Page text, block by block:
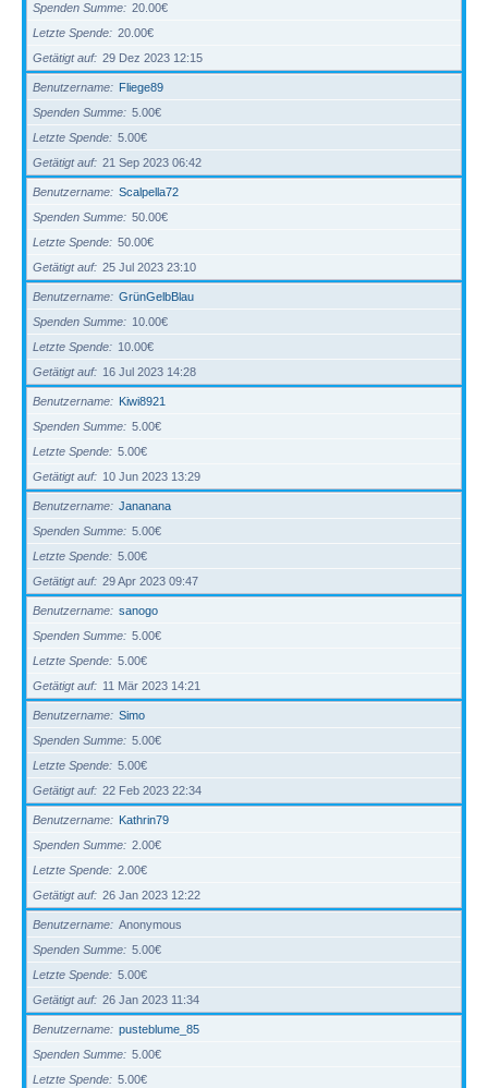
Spenden Summe
20.00€
Letzte Spende
20.00€
Getätigt auf
29 Dez 2023 12:15
Benutzername
Fliege89
Spenden Summe
5.00€
Letzte Spende
5.00€
Getätigt auf
21 Sep 2023 06:42
Benutzername
Scalpella72
Spenden Summe
50.00€
Letzte Spende
50.00€
Getätigt auf
25 Jul 2023 23:10
Benutzername
GrünGelbBlau
Spenden Summe
10.00€
Letzte Spende
10.00€
Getätigt auf
16 Jul 2023 14:28
Benutzername
Kiwi8921
Spenden Summe
5.00€
Letzte Spende
5.00€
Getätigt auf
10 Jun 2023 13:29
Benutzername
Jananana
Spenden Summe
5.00€
Letzte Spende
5.00€
Getätigt auf
29 Apr 2023 09:47
Benutzername
sanogo
Spenden Summe
5.00€
Letzte Spende
5.00€
Getätigt auf
11 Mär 2023 14:21
Benutzername
Simo
Spenden Summe
5.00€
Letzte Spende
5.00€
Getätigt auf
22 Feb 2023 22:34
Benutzername
Kathrin79
Spenden Summe
2.00€
Letzte Spende
2.00€
Getätigt auf
26 Jan 2023 12:22
Benutzername
Anonymous
Spenden Summe
5.00€
Letzte Spende
5.00€
Getätigt auf
26 Jan 2023 11:34
Benutzername
pusteblume_85
Spenden Summe
5.00€
Letzte Spende
5.00€